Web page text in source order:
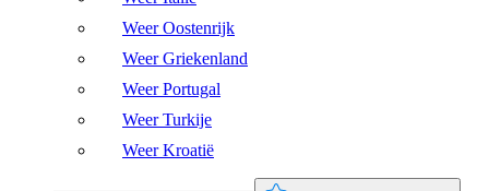
Weer Oostenrijk
Weer Griekenland
Weer Portugal
Weer Turkije
Weer Kroatië